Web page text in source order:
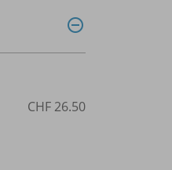
CHF 26.50